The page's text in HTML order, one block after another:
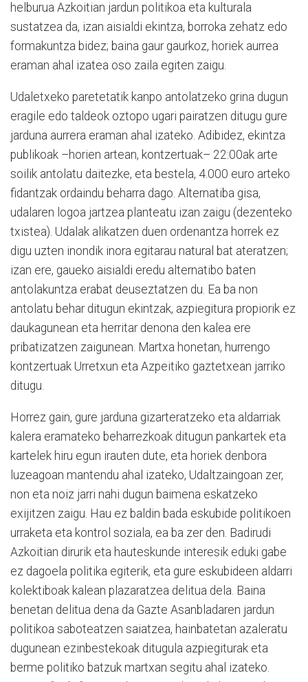
helburua Azkoitian jardun politikoa eta kulturala
sustatzea da, izan aisialdi ekintza, borroka zehatz edo
formakuntza bidez; baina gaur gaurkoz, horiek aurrea
eraman ahal izatea oso zaila egiten zaigu.
Udaletxeko paretetatik kanpo antolatzeko grina dugun
eragile edo taldeok oztopo ugari pairatzen ditugu gure
jarduna aurrera eraman ahal izateko. Adibidez, ekintza
publikoak –horien artean, kontzertuak– 22:00ak arte
soilik antolatu daitezke, eta bestela, 4.000 euro arteko
fidantzak ordaindu beharra dago. Alternatiba gisa,
udalaren logoa jartzea planteatu izan zaigu (dezenteko
txistea). Udalak alikatzen duen ordenantza horrek ez
digu uzten inondik inora egitarau natural bat ateratzen;
izan ere, gaueko aisialdi eredu alternatibo baten
antolakuntza erabat deuseztatzen du. Ea ba non
antolatu behar ditugun ekintzak, azpiegitura propiorik ez
daukagunean eta herritar denona den kalea ere
pribatizatzen zaigunean. Martxa honetan, hurrengo
kontzertuak Urretxun eta Azpeitiko gaztetxean jarriko
ditugu.
Horrez gain, gure jarduna gizarteratzeko eta aldarriak
kalera eramateko beharrezkoak ditugun pankartek eta
kartelek hiru egun irauten dute, eta horiek denbora
luzeagoan mantendu ahal izateko, Udaltzaingoan zer,
non eta noiz jarri nahi dugun baimena eskatzeko
exijitzen zaigu. Hau ez baldin bada eskubide politikoen
urraketa eta kontrol soziala, ea ba zer den. Badirudi
Azkoitian dirurik eta hauteskunde interesik eduki gabe
ez dagoela politika egiterik, eta gure eskubideen aldarri
kolektiboak kalean plazaratzea delitua dela. Baina
benetan delitua dena da Gazte Asanbladaren jardun
politikoa saboteatzen saiatzea, hainbatetan azaleratu
dugunean ezinbestekoak ditugula azpiegiturak eta
berme politiko batzuk martxan segitu ahal izateko.